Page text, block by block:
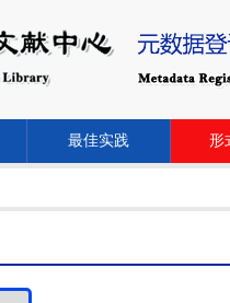
最佳实践 形